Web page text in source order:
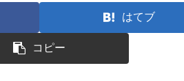
はてブ
コピー